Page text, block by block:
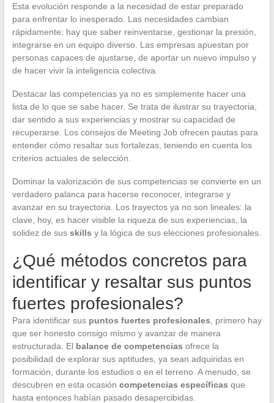
Esta evolución responde a la necesidad de estar preparado
para enfrentar lo inesperado. Las necesidades cambian
rápidamente: hay que saber reinventarse, gestionar la presión,
integrarse en un equipo diverso. Las empresas apuestan por
personas capaces de ajustarse, de aportar un nuevo impulso y
de hacer vivir la inteligencia colectiva.
Destacar las competencias ya no es simplemente hacer una
lista de lo que se sabe hacer. Se trata de ilustrar su trayectoria,
dar sentido a sus experiencias y mostrar su capacidad de
recuperarse. Los consejos de Meeting Job ofrecen pautas para
entender cómo resaltar sus fortalezas, teniendo en cuenta los
criterios actuales de selección.
Dominar la valorización de sus competencias se convierte en un
verdadero palanca para hacerse reconocer, integrarse y
avanzar en su trayectoria. Los trayectos ya no son lineales: la
clave, hoy, es hacer visible la riqueza de sus experiencias, la
solidez de sus skills y la lógica de sus elecciones profesionales.
¿Qué métodos concretos para
identificar y resaltar sus puntos
fuertes profesionales?
Para identificar sus puntos fuertes profesionales , primero hay
que ser honesto consigo mismo y avanzar de manera
estructurada. El balance de competencias ofrece la
posibilidad de explorar sus aptitudes, ya sean adquiridas en
formación, durante los estudios o en el terreno. A menudo, se
descubren en esta ocasión competencias específicas que
hasta entonces habían pasado desapercibidas.